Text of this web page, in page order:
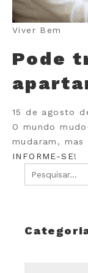
Viver Bem
Pode
15 de agosto
O mundo
mudaram,
INFORME-SE!